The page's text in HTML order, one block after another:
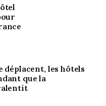
déplacent, les hôtels
que la